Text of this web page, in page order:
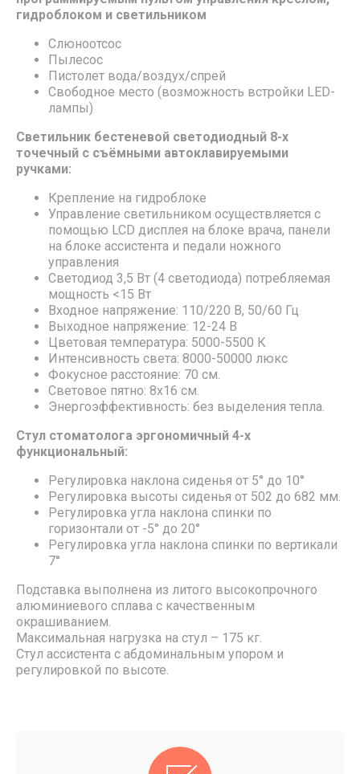
гидроблоком и светильником
Слюноотсос
Пылесос
Пистолет вода/воздух/спрей
Свободное место (возможность встройки LED-
лампы)
Светильник бестеневой светодиодный 8-х
точечный с съёмными автоклавируемыми
ручками:
Крепление на гидроблоке
Управление светильником осуществляется с
помощью LCD дисплея на блоке врача, панели
на блоке ассистента и педали ножного
управления
Светодиод 3,5 Вт (4 светодиода) потребляемая
мощность <15 Вт
Входное напряжение: 110/220 В, 50/60 Гц
Выходное напряжение: 12-24 В
Цветовая температура: 5000-5500 К
Интенсивность света: 8000-50000 люкс
Фокусное расстояние: 70 см.
Световое пятно: 8х16 см.
Энергоэффективность: без выделения тепла.
Стул стоматолога эргономичный 4-х
функциональный:
Регулировка наклона сиденья от 5° до 10°
Регулировка высоты сиденья от 502 до 682 мм.
Регулировка угла наклона спинки по
горизонтали от -5° до 20°
Регулировка угла наклона спинки по вертикали
7°
Подставка выполнена из литого высокопрочного
алюминиевого сплава с качественным
окрашиванием.
Максимальная нагрузка на стул – 175 кг.
Стул ассистента с абдоминальным упором и
регулировкой по высоте.